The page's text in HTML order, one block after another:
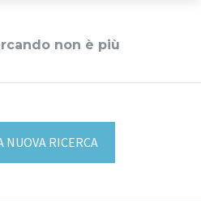
non è più
NUOVA RICERCA